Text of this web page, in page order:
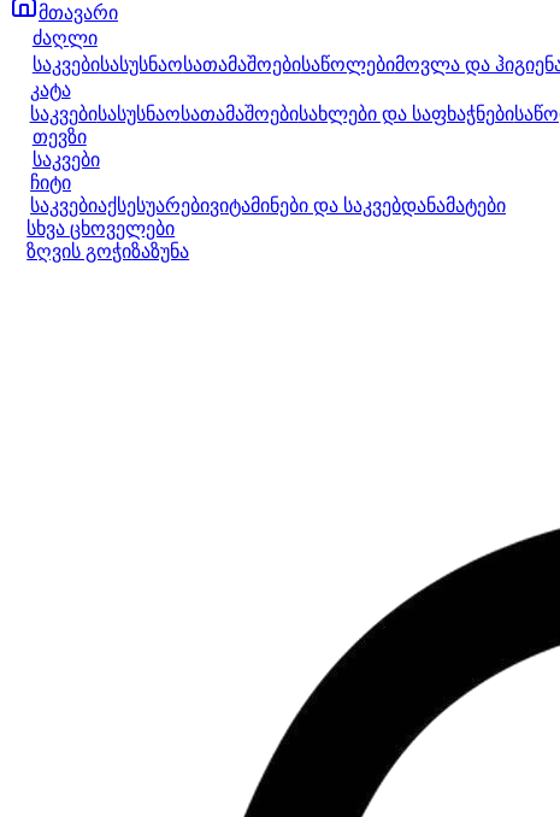
მთავარი
ძაღლი
საკვებისასუსნაოსათამაშოებისაწოლებიმოვლა და
კატა
საკვებისასუსნაოსათამაშოებისახლები და საფხაჭნები
თევზი
საკვები
ჩიტი
საკვებიაქსესუარებივიტამინები და საკვებდანამატები
სხვა ცხოველები
ზღვის გოჭიზაზუნა